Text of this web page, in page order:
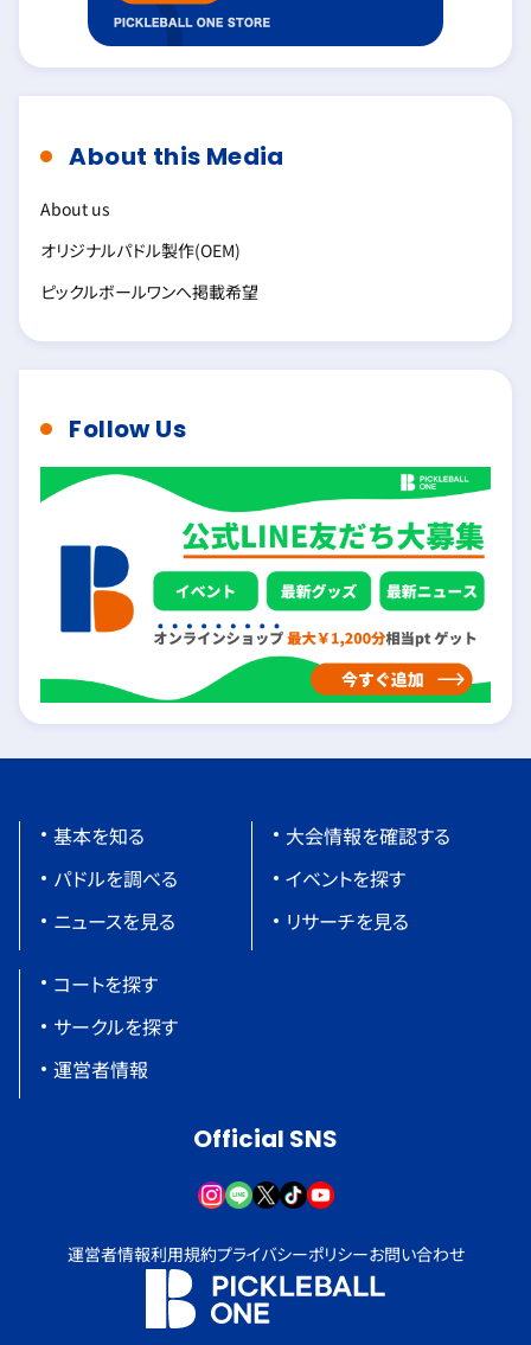
About this Media
About us
オリジナルパドル製作(OEM)
ピックルボールワンへ掲載希望
Follow Us
基本を知る
パドルを調べる
ニュースを見る
大会情報を確認する
イベントを探す
リサーチを見る
コートを探す
サークルを探す
運営者情報
Official SNS
運営者情報利用規約プライバシーポリシーお問い合わせ